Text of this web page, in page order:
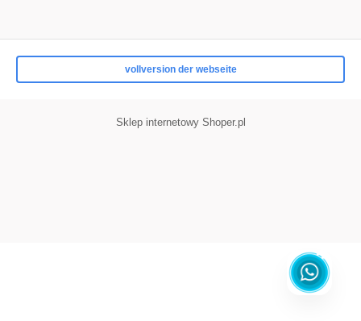
vollversion der webseite
Sklep internetowy Shoper.pl